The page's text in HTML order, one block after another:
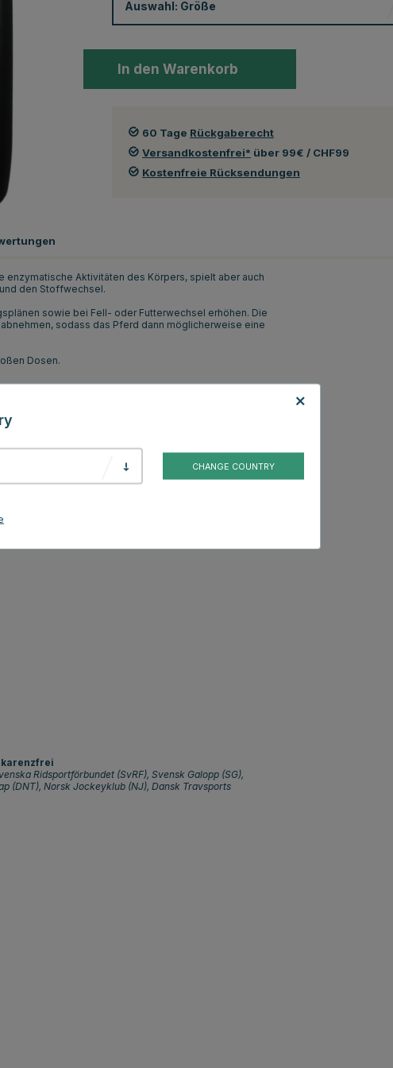
Auswahl: Größe
In den Warenkorb
60 Tage Rückgaberecht
Versandkostenfrei* über 99€ / CHF99
Kostenfreie Rücksendungen
enzymatische Aktivitäten des Körpers, spielt aber auch
den Stoffwechsel.
sowie bei Fell- oder Futterwechsel erhöhen. Die
sodass das Pferd dann möglicherweise eine
Dosen.
Ridsportförbundet (SvRF), Svensk Galopp (SG),
(DNT), Norsk Jockeyklub (NJ), Dansk Travsports
CHANGE COUNTRY